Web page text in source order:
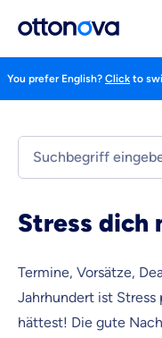
You prefer English? Click to
Stress dich
Termine, Vorsätze,
Jahrhundert ist Stress
hättest! Die gute